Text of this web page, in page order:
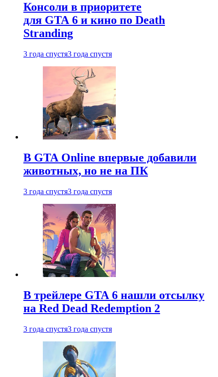
Консоли в приоритете
для GTA 6 и кино по Death
Stranding
3 года спустя3 года спустя
В GTA Online впервые добавили
животных, но не на ПК
3 года спустя3 года спустя
В трейлере GTA 6 нашли отсылку
на Red Dead Redemption 2
3 года спустя3 года спустя